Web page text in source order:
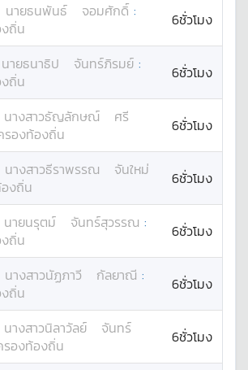
นายธนพันธ์ จอมศักดิ์ :
ถิ่น
6ชั่วโมง
นายธนาธิป จันทร์ภิรมย์ :
ถิ่น
6ชั่วโมง
นางสาวธัญลักษณ์
ศรี
รองท้องถิ่น 6ชั่วโมง
นางสาวธีราพรรณ
จันใหม่
งถิ่น 6ชั่วโมง
นายนรุตม์ จันทร์สุวรรณ :
ถิ่น
6ชั่วโมง
นางสาวนัฏภาวี กัลยาณี :
ถิ่น
6ชั่วโมง
นางสาวนิลาวัลย์
จันทร์
รองท้องถิ่น 6ชั่วโมง